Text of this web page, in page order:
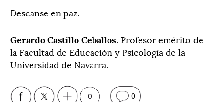
Descanse en paz.
Gerardo Castillo Ceballos. Profesor emérito de
la Facultad de Educación y Psicología de la
Universidad de Navarra.
0 0